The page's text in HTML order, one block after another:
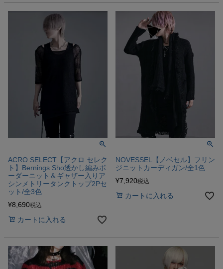
ACRO SELECT【アクロ セレク
ト】Bernings Sho透かし編みボ
ーダーニット＆ギャザー入りア
シンメトリータンクトップ2Pセ
ット/全3色
¥8,690税込
カートに入れる
NOVESSEL【ノベセル】フリン
ジニットカーディガン/全1色
¥7,920税込
カートに入れる